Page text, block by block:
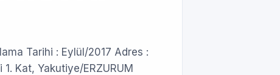
Tarihi : Eylül/2017 Adres :
Kat, Yakutiye/ERZURUM